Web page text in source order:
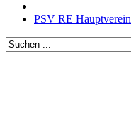
PSV RE Hauptverein